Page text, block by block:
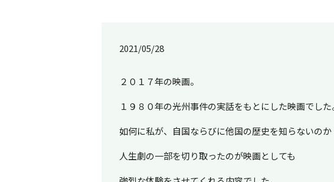
2021/05/28
２０１７年の映画。
１９８０年の光州事件の実話をもとにした映画でした
如何に私が、自国ならびに他国の歴史を知らないのか
人生劇の一部を切り取ったのが映画としても